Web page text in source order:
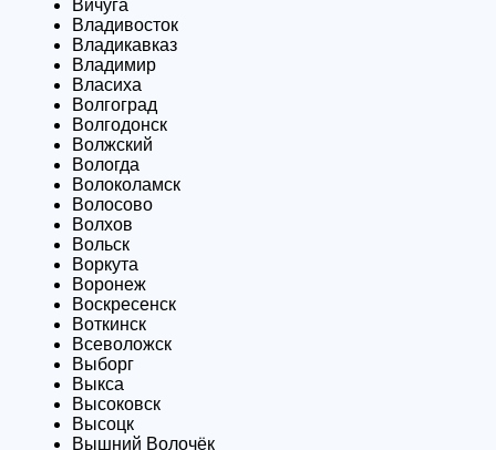
Вичуга
Владивосток
Владикавказ
Владимир
Власиха
Волгоград
Волгодонск
Волжский
Вологда
Волоколамск
Волосово
Волхов
Вольск
Воркута
Воронеж
Воскресенск
Воткинск
Всеволожск
Выборг
Выкса
Высоковск
Высоцк
Вышний Волочёк